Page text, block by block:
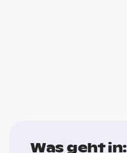
Was geht in: